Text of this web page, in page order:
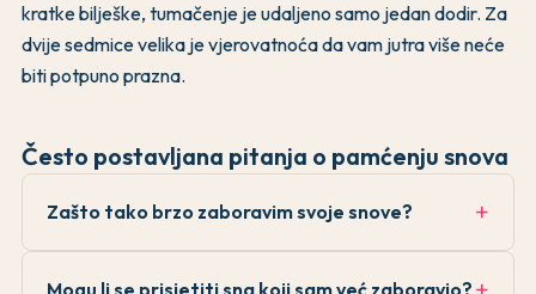
kratke bilješke, tumačenje je udaljeno samo jedan dodir. Za
dvije sedmice velika je vjerovatnoća da vam jutra više neće
biti potpuno prazna.
Često postavljana pitanja o pamćenju snova
Zašto tako brzo zaboravim svoje snove?